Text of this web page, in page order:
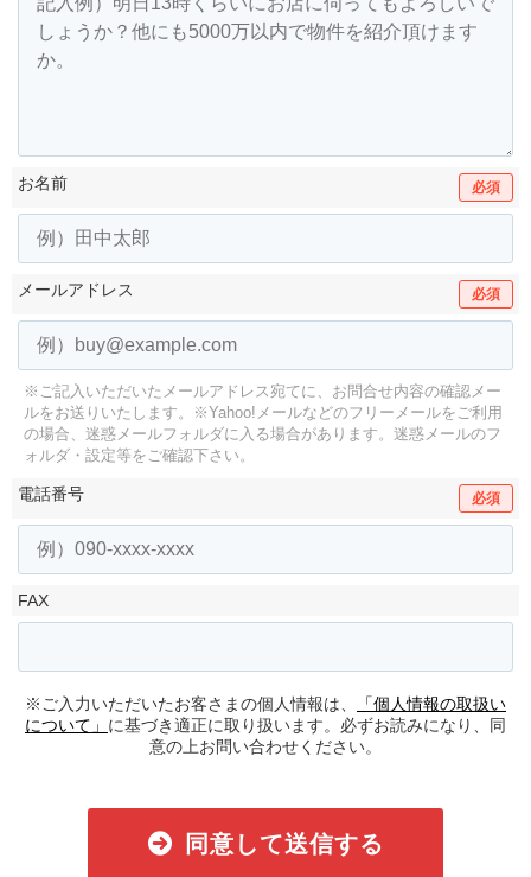
お名前 必須
メールアドレス 必須
※ご記入いただいたメールアドレス宛てに、お問合せ内容の確認メー
ルをお送りいたします。
※Yahoo!メールなどのフリーメールをご利用
の場合、迷惑メールフォルダに入る場合があります。 迷惑メールのフ
ォルダ・設定等をご確認下さい。
電話番号 必須
FAX
※ご入力いただいたお客さまの個人情報は、
「個人情報の取扱い
について」 に基づき適正に取り扱います。必ずお読みになり、同
意の上お問い合わせください。
同意して送信する